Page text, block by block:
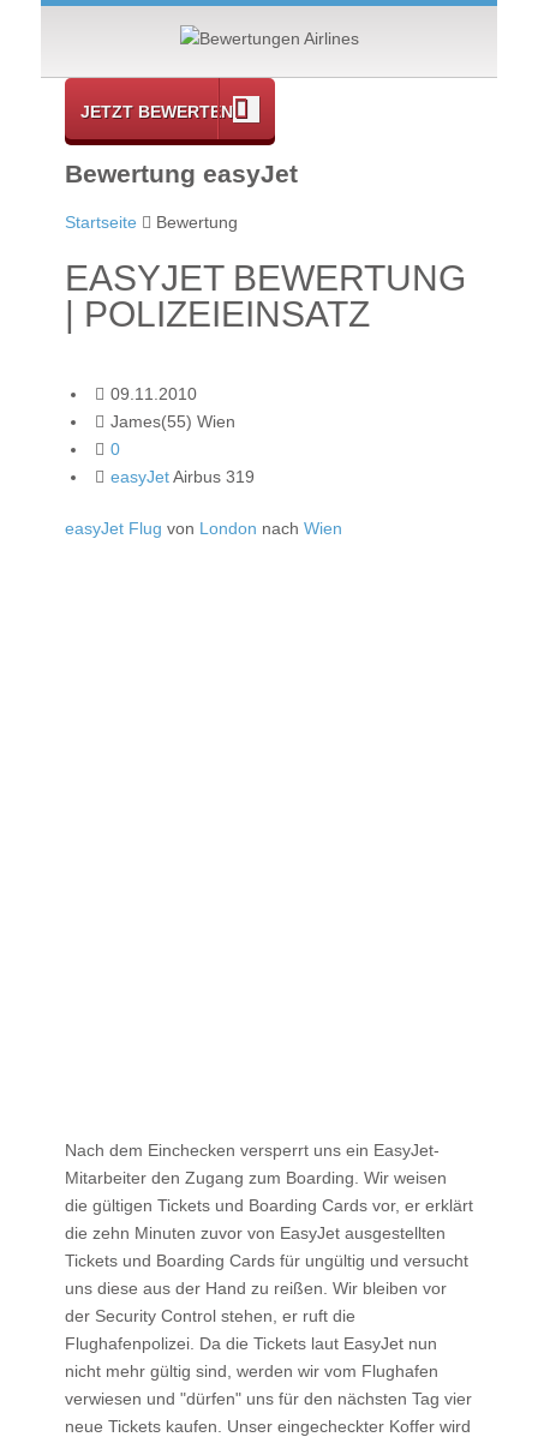
JETZT BEWERTEN
Bewertung easyJet
Startseite Bewertung
EASYJET BEWERTUNG
| POLIZEIEINSATZ
09.11.2010
James(55) Wien
0
easyJetAirbus 319
easyJet Flug von London nach Wien
Nach dem Einchecken versperrt uns ein EasyJet-
Mitarbeiter den Zugang zum Boarding. Wir weisen
die gültigen Tickets und Boarding Cards vor, er erklärt
die zehn Minuten zuvor von EasyJet ausgestellten
Tickets und Boarding Cards für ungültig und versucht
uns diese aus der Hand zu reißen. Wir bleiben vor
der Security Control stehen, er ruft die
Flughafenpolizei. Da die Tickets laut EasyJet nun
nicht mehr gültig sind, werden wir vom Flughafen
verwiesen und "dürfen" uns für den nächsten Tag vier
neue Tickets kaufen. Unser eingecheckter Koffer wird